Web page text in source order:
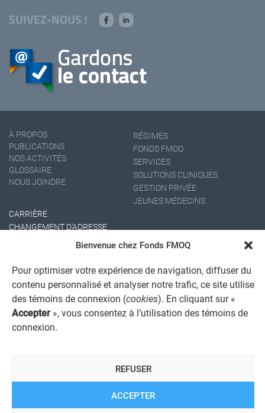
Bienvenue chez Fonds FMOQ
Pour optimiser votre expérience de navigation, diffuser du
contenu personnalisé et analyser notre trafic, ce site utilise
des témoins de connexion (cookies). En cliquant sur «
Accepter », vous consentez à l’utilisation des témoins de
connexion.
ACCEPTER
REFUSER
SUIVEZ-NOUS !
À PROPOS
PUBLICATIONS
NOS ACTIVITÉS
GLOSSAIRE
NOUS JOINDRE
RÉGIMES
FONDS FMOQ
SERVICES
SOLUTIONS CLINIQUES
GESTION PRIVÉE
JEUNES MÉDECINS
CARRIÈRE
CHANGEMENT D'ADRESSE
AVIS JURIDIQUE GÉNÉRAL
POLITIQUE DE TRAITEMENT DES PLAINTES
REGISTRE DES CONFLITS D'INTÉRÊTS